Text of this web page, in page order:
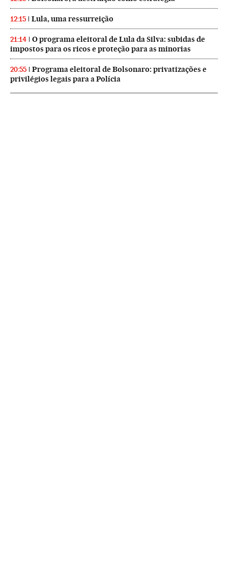
12:15 Lula, uma ressurreição
21:14
O programa eleitoral de Lula da Silva: subidas de
impostos para os ricos e proteção para as minorias
20:55
Programa eleitoral de Bolsonaro: privatizações e
privilégios legais para a Polícia